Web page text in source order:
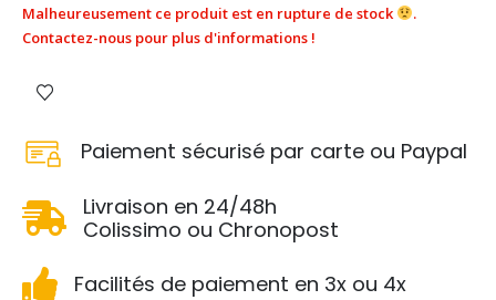
Malheureusement ce produit est en rupture de stock
.
Contactez-nous pour plus d'informations !
Paiement sécurisé par carte ou Paypal
Livraison en 24/48h
Colissimo ou Chronopost
Facilités de paiement en 3x ou 4x